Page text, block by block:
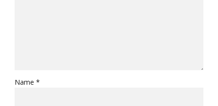
Name *